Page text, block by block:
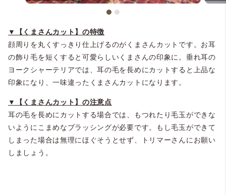
＠dog_salon_senchi
▼【くまさんカット】の特徴
顔周りを丸くすっきり仕上げるのがくまさんカットです。お耳
の飾り毛を短くすると可愛らしいくまさんの印象に。垂れ耳の
ヨークシャーテリアでは、耳の毛を長めにカットすると上品な
印象になり、一味違ったくまさんカットになります。
▼【くまさんカット】の注意点
耳の毛を長めにカットする場合では、もつれたり毛玉ができな
いようにこまめなブラッシングが必要です。もし毛玉ができて
しまった場合は無理にほぐそうとせず、トリマーさんにお願い
しましょう。